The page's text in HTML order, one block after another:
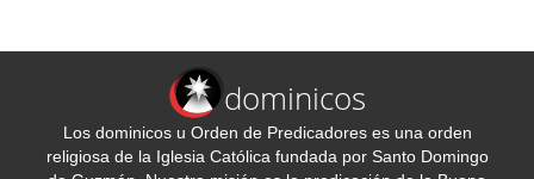
dominicos
Los dominicos u Orden de Predicadores es una orden
religiosa de la Iglesia Católica fundada por Santo Domingo